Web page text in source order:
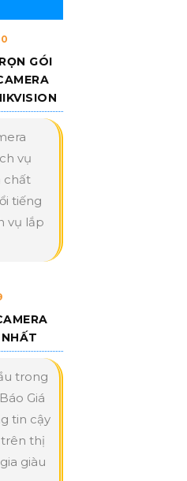
GÓI
vụ
chất
tiếng
vụ lắp
trong
Giá
tin cậy
thị
giàu